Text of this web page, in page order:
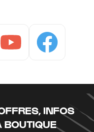
INFOS
BOUTIQUE